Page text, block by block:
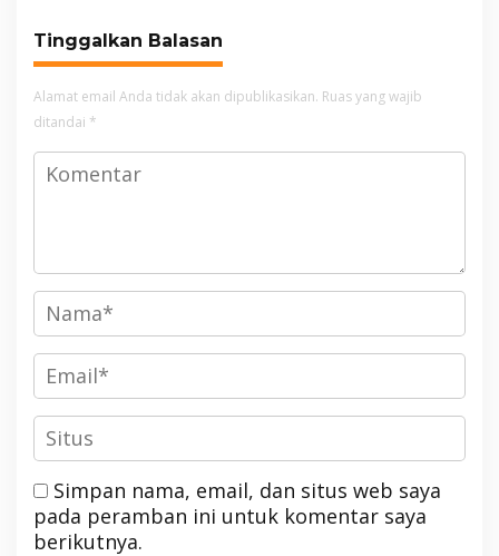
Tinggalkan Balasan
Alamat email Anda tidak akan dipublikasikan. Ruas yang wajib
ditandai *
Simpan nama, email, dan situs web saya
pada peramban ini untuk komentar saya
berikutnya.